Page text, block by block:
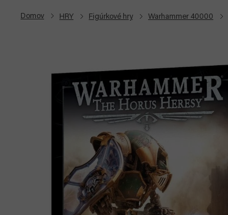
Domov HRY Figúrkové hry Warhammer 40000